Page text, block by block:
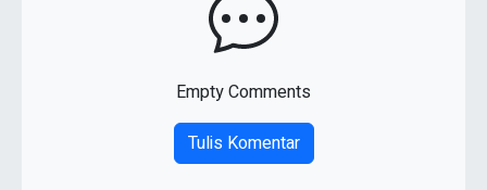
Empty Comments
Tulis Komentar